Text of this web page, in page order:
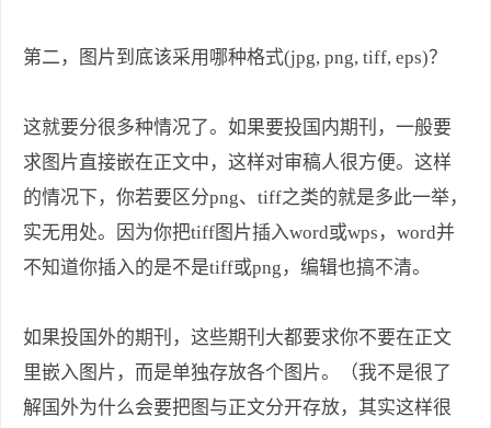
第二，图片到底该采用哪种格式(jpg, png, tiff, eps)？
这就要分很多种情况了。如果要投国内期刊，一般要
求图片直接嵌在正文中，这样对审稿人很方便。这样
的情况下，你若要区分png、tiff之类的就是多此一举，
实无用处。因为你把tiff图片插入word或wps，word并
不知道你插入的是不是tiff或png，编辑也搞不清。
如果投国外的期刊，这些期刊大都要求你不要在正文
里嵌入图片，而是单独存放各个图片。（我不是很了
解国外为什么会要把图与正文分开存放，其实这样很